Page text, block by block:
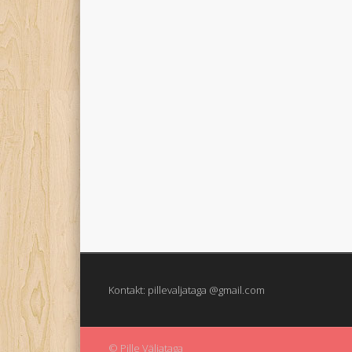
Kontakt: pillevaljataga @gmail.com
© Pille Väljataga